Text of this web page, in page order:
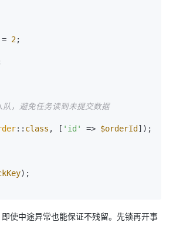
2;
，避免任务读到未提交数据
:: class , [ 'id' => $orderId ]);
);
使中途异常也能保证不残留。先锁再开事